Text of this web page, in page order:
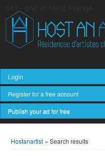
Login
Register for a free account
Publish your ad for free
Hostanartist » Search results